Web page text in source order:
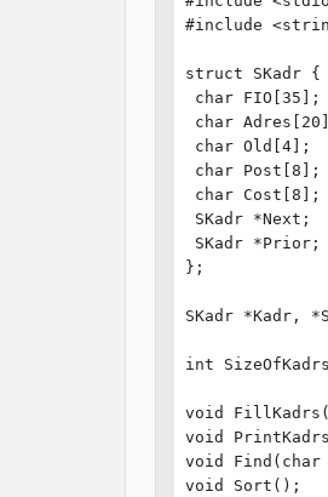
#include
struct SKadr {
char FIO[35];
char
char Old[4];
char Post[8];
char Cost[8];
SKadr *Next;
SKadr *Prior;
};
SKadr *Kadr,
int
void
void
void
void Sort();